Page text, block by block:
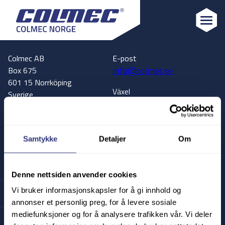
Samtykke Detaljer Om
Denne nettsiden anvender cookies
Vi bruker informasjonskapsler for å gi innhold og
annonser et personlig preg, for å levere sosiale
mediefunksjoner og for å analysere trafikken vår. Vi deler
Colmec
Colmec AB
Box 675
601 15 Norrköping
Sverige
602 38 Norrköping
Sverige
Vägbeskrivning
E-post
info@colmec.se
Växel
+46 11 13 40 37
Colmec Sverige
Colmec Finland